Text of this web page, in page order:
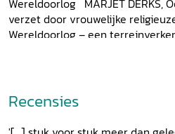
verzet door vrouwelijke
Wereldoorlog – een
en de eerste confrontatie met
De Nederlandse jezuïeten tijdens
Wereldoorlog JOHAN MORIS,
ons geweest’. De salvatorianen
Recensies